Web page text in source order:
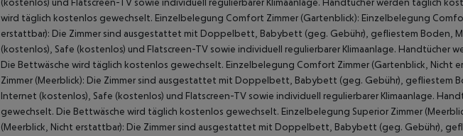
wird täglich kostenlos gewechselt. Einzelbelegung Comfort Zimmer (Gartenblick): Einzelbelegung
erstattbar): Die Zimmer sind ausgestattet mit Doppelbett, Babybett (geg. Gebühr), gefliestem Boden,
(kostenlos), Safe (kostenlos) und Flatscreen-TV sowie individuell regulierbarer Klimaanlage. Handtücher
Die Bettwäsche wird täglich kostenlos gewechselt. Einzelbelegung Comfort Zimmer (Gartenblick, Nicht
Zimmer (Meerblick): Die Zimmer sind ausgestattet mit Doppelbett, Babybett (geg. Gebühr), gefliestem
Internet (kostenlos), Safe (kostenlos) und Flatscreen-TV sowie individuell regulierbarer Klimaanlage.
gewechselt. Die Bettwäsche wird täglich kostenlos gewechselt. Einzelbelegung Superior Zimmer
(Meerblick, Nicht erstattbar): Die Zimmer sind ausgestattet mit Doppelbett, Babybett (geg. Gebühr),